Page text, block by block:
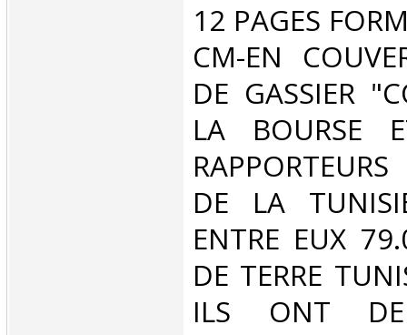
‎12 PAGES
CM-EN
DE GASSIER
LA BOURSE
DE LA
ENTRE EUX
DE TERRE
ILS ONT